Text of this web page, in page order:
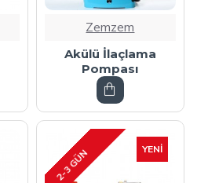
Zemzem
Akülü İlaçlama
Pompası
YENI
2-3 GÜN